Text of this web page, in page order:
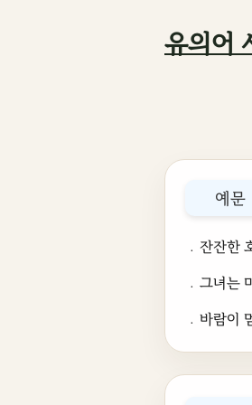
유의어
예문
﹒잔잔한
﹒그녀는
﹒바람이